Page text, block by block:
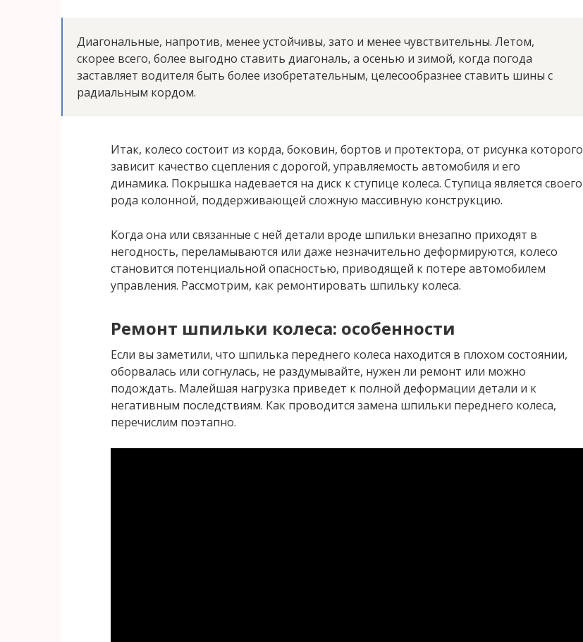
Диагональные, напротив, менее устойчивы, зато и менее чувствительны. Летом,
скорее всего, более выгодно ставить диагональ, а осенью и зимой, когда погода
заставляет водителя быть более изобретательным, целесообразнее ставить шины с
радиальным кордом.
Итак, колесо состоит из корда, боковин, бортов и протектора, от рисунка которого
зависит качество сцепления с дорогой, управляемость автомобиля и его
динамика. Покрышка надевается на диск к ступице колеса. Ступица является своего
рода колонной, поддерживающей сложную массивную конструкцию.
Когда она или связанные с ней детали вроде шпильки внезапно приходят в
негодность, переламываются или даже незначительно деформируются, колесо
становится потенциальной опасностью, приводящей к потере автомобилем
управления. Рассмотрим, как ремонтировать шпильку колеса.
Ремонт шпильки колеса: особенности
Если вы заметили, что шпилька переднего колеса находится в плохом состоянии,
оборвалась или согнулась, не раздумывайте, нужен ли ремонт или можно
подождать. Малейшая нагрузка приведет к полной деформации детали и к
негативным последствиям. Как проводится замена шпильки переднего колеса,
перечислим поэтапно.